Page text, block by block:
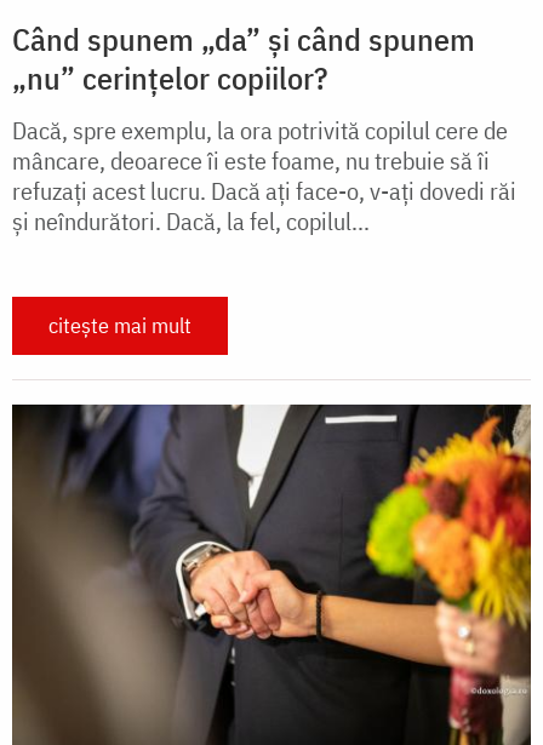
Când spunem „da” și când spunem
„nu” cerințelor copiilor?
Dacă, spre exemplu, la ora potrivită copilul cere de
mâncare, deoarece îi este foame, nu trebuie să îi
refuzaţi acest lucru. Dacă ați face-o, v-ați dovedi răi
şi neîndurători. Dacă, la fel, copilul...
citește mai mult